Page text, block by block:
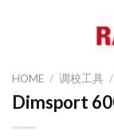
HOME / 调校工具 /
Dimsport